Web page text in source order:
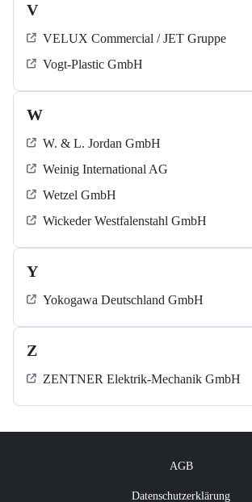
V
VELUX Commercial / JET Gruppe
Vogt-Plastic GmbH
W
W. & L. Jordan GmbH
Weinig International AG
Wetzel GmbH
Wickeder Westfalenstahl GmbH
Y
Yokogawa Deutschland GmbH
Z
ZENTNER Elektrik-Mechanik GmbH
AGB
Datenschutzerklärung